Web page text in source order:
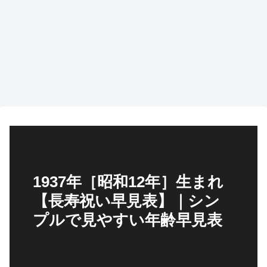
1937年［昭和12年］生まれ
【長寿祝い早見表】｜シン
プルで見やすい年齢早見表